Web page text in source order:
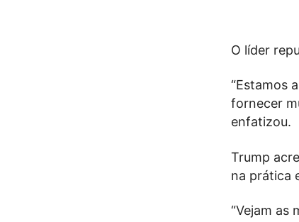
O líder
“Estamos
fornecer
enfatizou.
Trump
na prática
“Vejam as